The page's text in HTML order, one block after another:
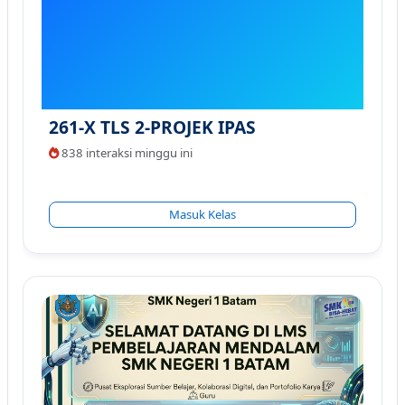
261-X TLS 2-PROJEK IPAS
838 interaksi minggu ini
Masuk Kelas